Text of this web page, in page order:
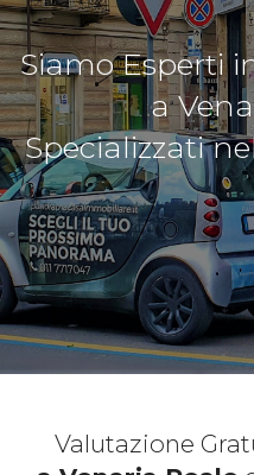
Siamo Esperti
a
Specializzati
Valutazione